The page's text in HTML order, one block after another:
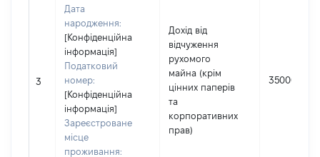
3
Дата
народження:
[Конфіденційна
інформація]
Податковий
номер:
[Конфіденційна
інформація]
Зареєстроване
місце
проживання:
Дохід від
відчуження
рухомого
майна (крім
цінних паперів
та
корпоративних
прав)
35000